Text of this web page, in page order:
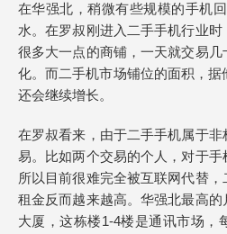
在华强北，稍微有些规模的手机
水。在罗叔刚进入二手手机行业
很多大一点的商铺，一天就交易
化。而二手机市场铺位的面积，据
还会继续增长。
在罗叔看来，由于二手手机属于
易。比如两个交易的个人，对于手
所以目前很难完全被互联网代替，
租金反而越来越高。华强北最高
大厦，这栋楼1-4楼是通讯市场，